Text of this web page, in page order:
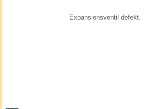
Expansionsventil defekt.